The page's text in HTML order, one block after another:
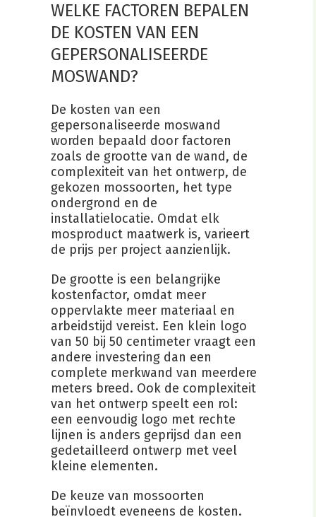
WELKE FACTOREN BEPALEN
DE KOSTEN VAN EEN
GEPERSONALISEERDE
MOSWAND?
De kosten van een
gepersonaliseerde moswand
worden bepaald door factoren
zoals de grootte van de wand, de
complexiteit van het ontwerp, de
gekozen mossoorten, het type
ondergrond en de
installatielocatie. Omdat elk
mosproduct maatwerk is, varieert
de prijs per project aanzienlijk.
De grootte is een belangrijke
kostenfactor, omdat meer
oppervlakte meer materiaal en
arbeidstijd vereist. Een klein logo
van 50 bij 50 centimeter vraagt een
andere investering dan een
complete merkwand van meerdere
meters breed. Ook de complexiteit
van het ontwerp speelt een rol:
een eenvoudig logo met rechte
lijnen is anders geprijsd dan een
gedetailleerd ontwerp met veel
kleine elementen.
De keuze van mossoorten
beïnvloedt eveneens de kosten.